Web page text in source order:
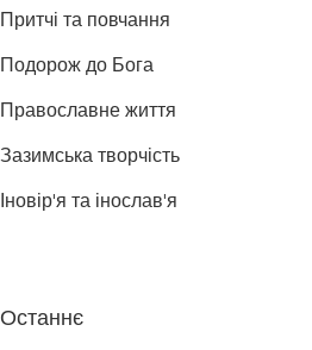
Притчі та повчання
Подорож до Бога
Православне життя
Зазимська творчість
Іновір'я та інослав'я
Останнє